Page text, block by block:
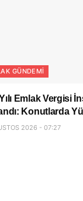
GÜNDEMI
Emlak Vergisi
Konutlarda
2026 - 07:27